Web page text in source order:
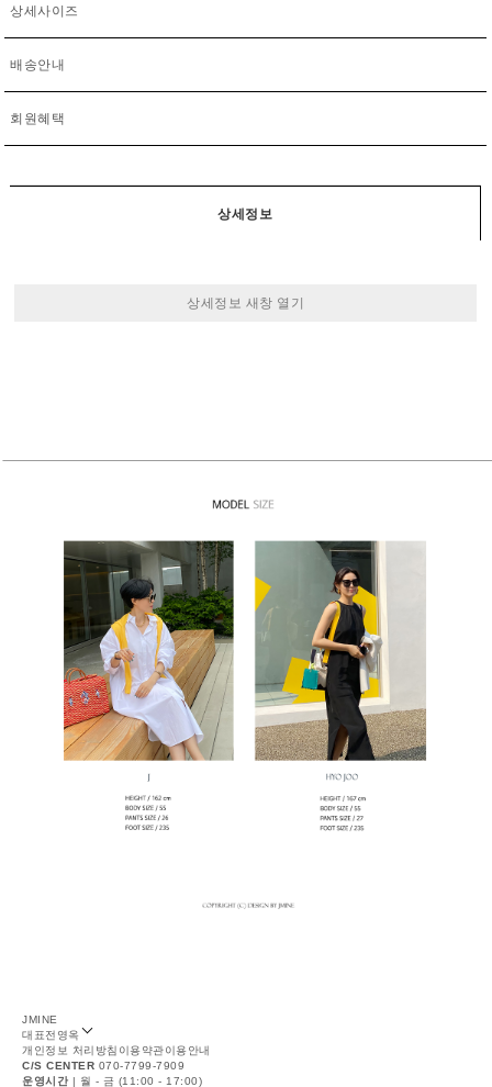
상세사이즈
배송안내
회원혜택
상세정보
상세정보 새창 열기
JMINE
대표전영옥
개인정보 처리방침 이용약관이용안내
C/S CENTER 070-7799-7909
운영시간 | 월 - 금 (11:00 - 17:00)